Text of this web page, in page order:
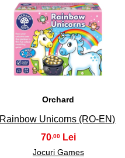
14
Orchard
Rainbow Unicorns (RO-EN)
70,00
Jocuri Games